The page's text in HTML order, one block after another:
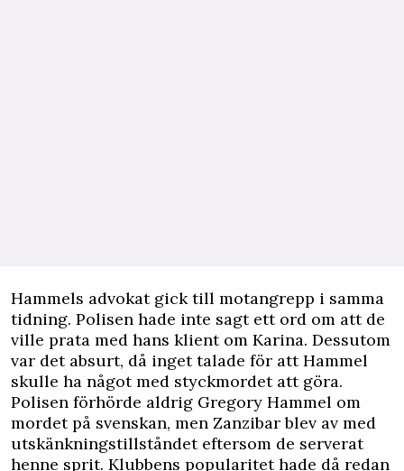
Hammels advokat gick till motangrepp i samma
tidning. Polisen hade inte sagt ett ord om att de
ville prata med hans klient om Karina. Dessutom
var det absurt, då inget talade för att Hammel
skulle ha något med styckmordet att göra.
Polisen förhörde aldrig Gregory Hammel om
mordet på svenskan, men Zanzibar blev av med
utskänkningstillståndet eftersom de serverat
henne sprit. Klubbens popularitet hade då redan